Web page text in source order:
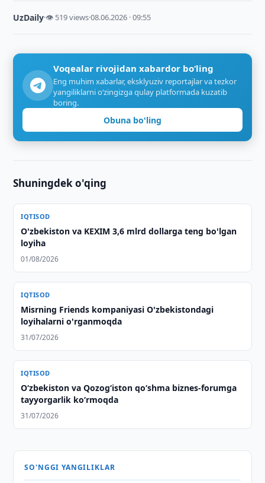
UzDaily·👁 519 views·08.06.2026 · 09:55
Voqealar rivojidan xabardor bo‘ling
Eng muhim xabarlar, eksklyuziv reportajlar va tezkor
yangiliklarni o‘zingizga qulay platformada kuzatib
boring.
Obuna bo'ling
Shuningdek o'qing
IQTISOD
O'zbekiston va KEXIM 3,6 mlrd dollarga teng bo'lgan
loyiha
01/08/2026
IQTISOD
Misrning Friends kompaniyasi O'zbekistondagi
loyihalarni o'rganmoqda
31/07/2026
IQTISOD
O‘zbekiston va Qozog‘iston qo‘shma biznes-forumga
tayyorgarlik ko‘rmoqda
31/07/2026
SO'NGGI YANGILIKLAR